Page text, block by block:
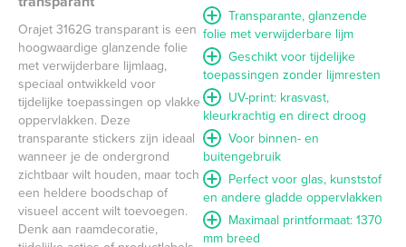
Orajet 3162G transparant is een
hoogwaardige glanzende folie
met verwijderbare lijmlaag,
speciaal ontwikkeld voor
tijdelijke toepassingen op vlakke
oppervlakken. Deze
transparante stickers zijn ideaal
wanneer je de ondergrond
zichtbaar wilt houden, maar toch
een heldere boodschap of
visueel accent wilt toevoegen.
Denk aan raamdecoratie,
Transparante, glanzende
folie met verwijderbare lijm
Geschikt voor tijdelijke
toepassingen zonder lijmresten
UV-print: krasvast,
kleurkrachtig en direct droog
Voor binnen- en
buitengebruik
Perfect voor glas, kunststof
en andere gladde oppervlakken
Maximaal printformaat: 1370
mm breed